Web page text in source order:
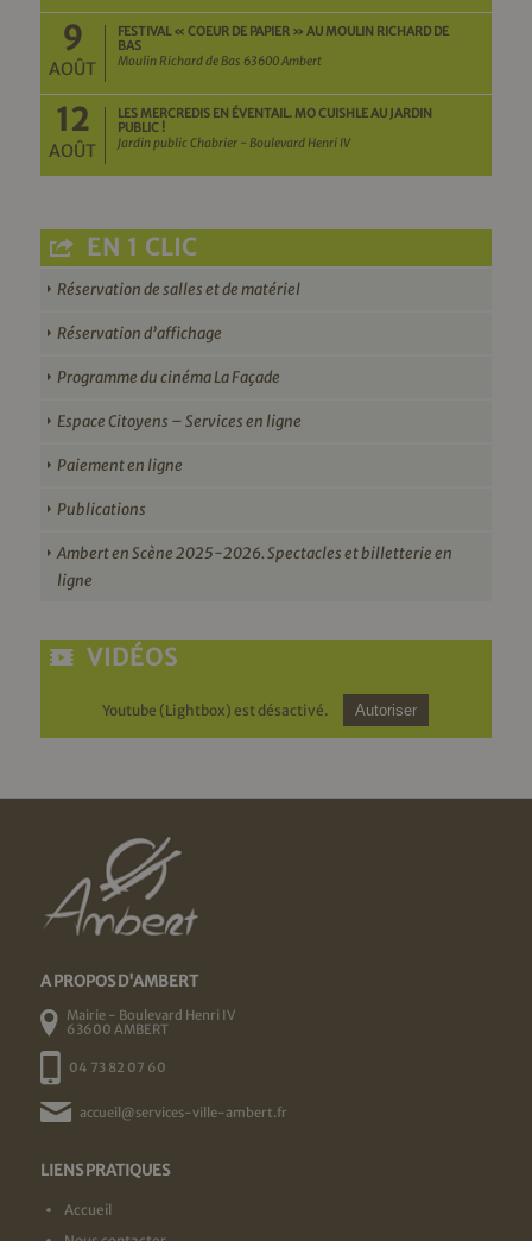
9
AOÛT
FESTIVAL « COEUR DE PAPIER » AU MOULIN RICHARD DE
BAS
Moulin Richard de Bas 63600 Ambert
12
AOÛT
LES MERCREDIS EN ÉVENTAIL. MO CUISHLE AU JARDIN
PUBLIC !
Jardin public Chabrier - Boulevard Henri IV
EN 1 CLIC
Réservation de salles et de matériel
Réservation d’affichage
Programme du cinéma La Façade
Espace Citoyens – Services en ligne
Paiement en ligne
Publications
Ambert en Scène 2025-2026. Spectacles et billetterie en
ligne
VIDÉOS
Youtube (Lightbox) est désactivé. Autoriser
A PROPOS D'AMBERT
Mairie - Boulevard Henri IV
63600 AMBERT
04 73 82 07 60
accueil@services-ville-ambert.fr
LIENS PRATIQUES
Accueil